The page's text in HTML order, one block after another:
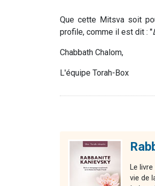
Que cette Mitsva soit
profile, comme il est dit : "
Chabbath Chalom,
L'équipe Torah-Box
Le
vie de